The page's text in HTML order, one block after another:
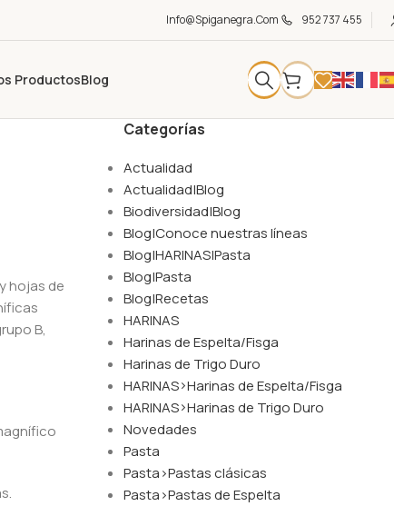
Info@spiganegra.com 952 737 455
ProductosBlog
hojas de
B,
Categorías
Actualidad
Actualidad|Blog
Biodiversidad|Blog
Blog|Conoce nuestras líneas
Blog|HARINAS|Pasta
Blog|Pasta
Blog|Recetas
HARINAS
Harinas de Espelta/Fisga
Harinas de Trigo Duro
HARINAS>Harinas de Espelta/Fisga
HARINAS>Harinas de Trigo Duro
Novedades
Pasta
Pasta>Pastas clásicas
Pasta>Pastas de Espelta